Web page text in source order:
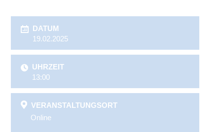
DATUM
19.02.2025
UHRZEIT
13:00
VERANSTALTUNGSORT
Online